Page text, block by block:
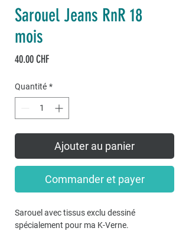
Sarouel Jeans RnR 18
mois
40.00 CHFPrix
Quantité *
Ajouter au panier
Commander et payer
Sarouel avec tissus exclu dessiné
spécialement pour ma K-Verne.